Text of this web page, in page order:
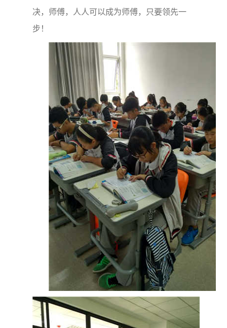
决，师傅，人人可以成为师傅，只要领先一
步！